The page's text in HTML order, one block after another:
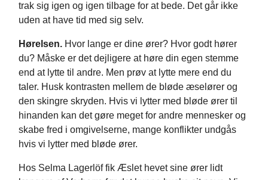
trak sig igen og igen tilbage for at bede. Det går ikke
uden at have tid med sig selv.
Hørelsen. Hvor lange er dine ører? Hvor godt hører
du? Måske er det dejligere at høre din egen stemme
end at lytte til andre. Men prøv at lytte mere end du
taler. Husk kontrasten mellem de bløde æselører og
den skingre skryden. Hvis vi lytter med bløde ører til
hinanden kan det gøre meget for andre mennesker og
skabe fred i omgivelserne, mange konflikter undgås
hvis vi lytter med bløde ører.
Hos Selma Lagerlöf fik Æslet hevet sine ører lidt